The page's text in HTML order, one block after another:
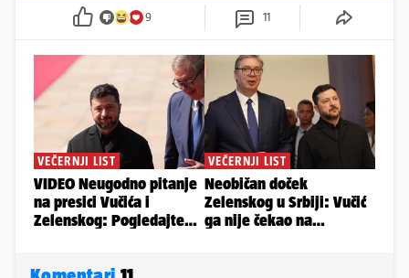
9 11